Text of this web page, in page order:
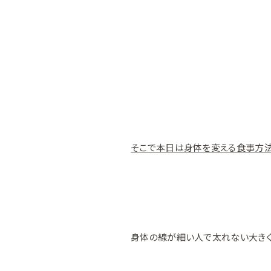
そこで本日は身体を変える食事方
身体の線が細い人で太れない大き